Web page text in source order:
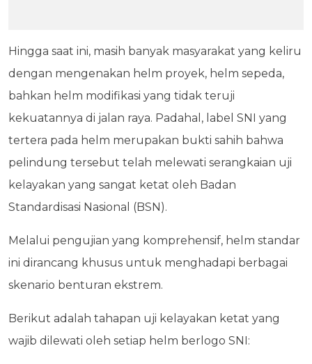
Hingga saat ini, masih banyak masyarakat yang keliru
dengan mengenakan helm proyek, helm sepeda,
bahkan helm modifikasi yang tidak teruji
kekuatannya di jalan raya. Padahal, label SNI yang
tertera pada helm merupakan bukti sahih bahwa
pelindung tersebut telah melewati serangkaian uji
kelayakan yang sangat ketat oleh Badan
Standardisasi Nasional (BSN).
Melalui pengujian yang komprehensif, helm standar
ini dirancang khusus untuk menghadapi berbagai
skenario benturan ekstrem.
Berikut adalah tahapan uji kelayakan ketat yang
wajib dilewati oleh setiap helm berlogo SNI: